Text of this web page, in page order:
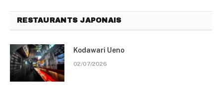
RESTAURANTS JAPONAIS
Kodawari Ueno
02/07/2026